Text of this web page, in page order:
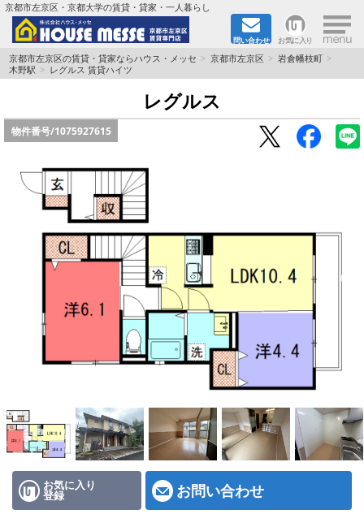
京都市左京区・京都大学の賃貸・貸家・一人暮らし
問い合わせ お気に入り ×
TOPページ
地域から検索
京都大学＆京都芸術大学生さんに
書類DL & 入居者さまへ
家族で住むならマンション？賃家？
一人暮らしの物件特集
ペット相談OKの賃貸！
特選物件
ハウスメーカー施工特集！
路線·駅から探す
IT重説について
京都市左京区の賃貸・貸家ならハウス・メッセ 京都市左京区
岩倉幡枝町
木野駅
レグルス 賃貸ハイツ
レグルス
物件番号/1075927615
お気に入り
登録 お問い合わせ